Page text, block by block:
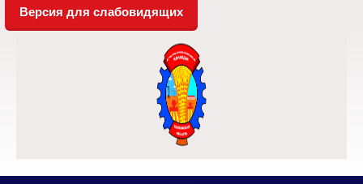
Версия для слабовидящих